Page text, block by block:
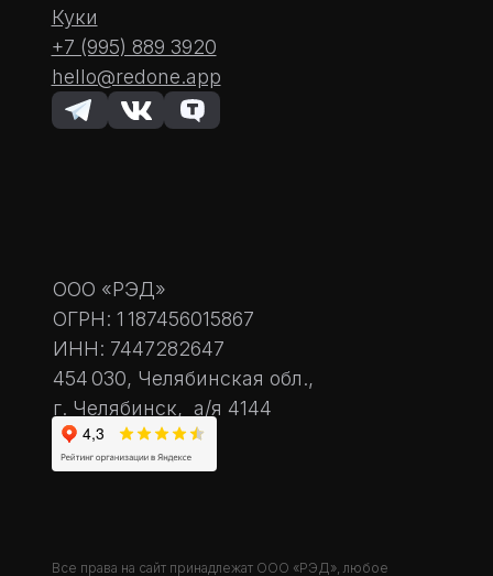
Куки
+7 (995) 889 3920
hello@redone.app
Все права на сайт принадлежат ООО «РЭД», любое
ООО «РЭД»
ОГРН: 1 187456015867
ИНН: 7447282647
454 030, Челябинская обл.,
г. Челябинск, а/я 4144